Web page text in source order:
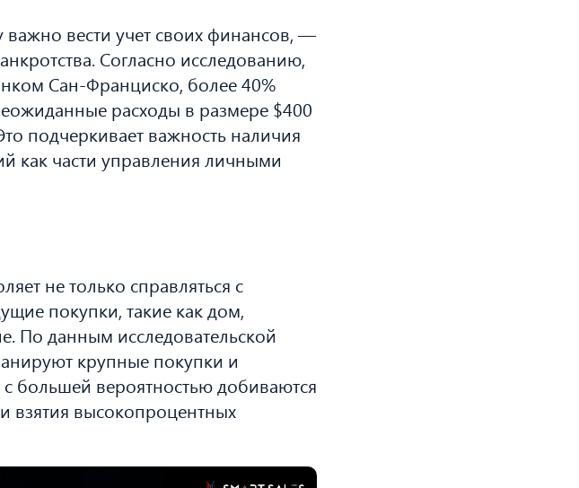
вести учет своих финансов, —
Согласно исследованию,
Сан-Франциско, более 40%
расходы в размере $400
подчеркивает важность наличия
как части управления личными
не только справляться с
покупки, такие как дом,
По данным исследовательской
крупные покупки и
с большей вероятностью добиваются
взятия высокопроцентных